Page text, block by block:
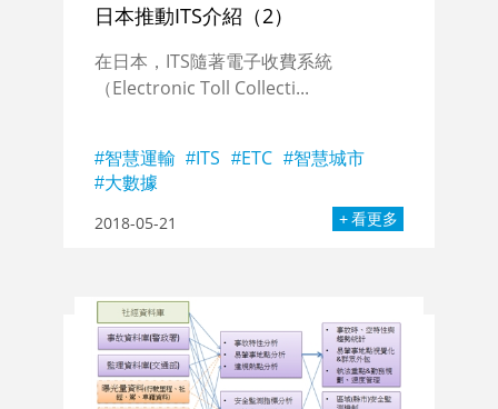
日本推動ITS介紹（2）
在日本，ITS隨著電子收費系統
（Electronic Toll Collecti...
智慧運輸 ITS ETC
智慧城市
大數據
2018-05-21 看更多